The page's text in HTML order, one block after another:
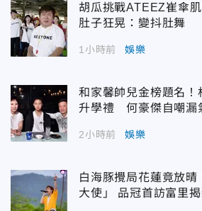
胡瓜挑戰ATEEZ崔傘
肚子狂晃：變抖肚舞
1小時前 娛樂
和家馨帥兒金榜題名！
升學禮 何豪傑自嘲漏
2小時前 娛樂
白海豚攪局花蓮竟放晴
大使」 品冠首訪富里